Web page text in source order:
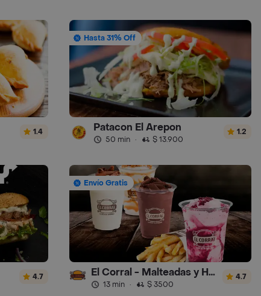
1.4
Hasta 31% Off
Patacon El Arepon
50 min · $ 13.900
1.2
4.7
Envío Gratis
El Corral - Malteadas y Helados
13 min · $ 3500
4.7